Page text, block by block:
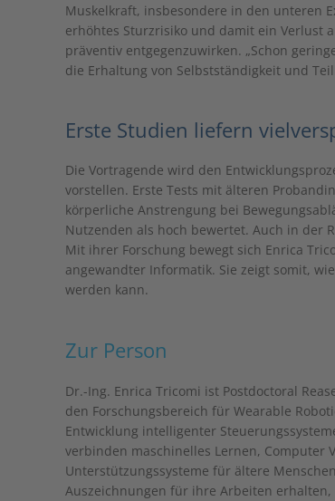
Muskelkraft, insbesondere in den unteren
erhöhtes Sturzrisiko und damit ein Verlust
präventiv entgegenzuwirken. „Schon
die Erhaltung von Selbstständigkeit und
Erste Studien liefern
Die Vortragende wird den
vorstellen. Erste Tests mit älteren
körperliche Anstrengung bei
Nutzenden als hoch bewertet. Auch in der
Mit ihrer Forschung bewegt sich Enrica
angewandter Informatik. Sie zeigt somit,
werden kann.
Zur Person
Dr.-Ing. Enrica Tricomi ist Postdoctoral
den Forschungsbereich für Wearable
Entwicklung intelligenter
verbinden maschinelles Lernen, Computer
Unterstützungssysteme für ältere
Auszeichnungen für ihre Arbeiten erhalten,